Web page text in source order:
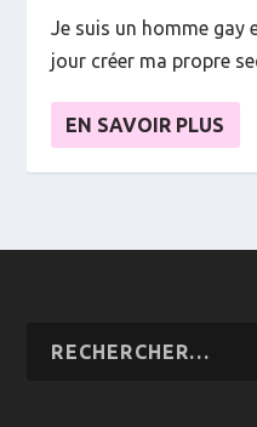
Je suis un homme gay
jour créer ma propre
EN SAVOIR PLUS